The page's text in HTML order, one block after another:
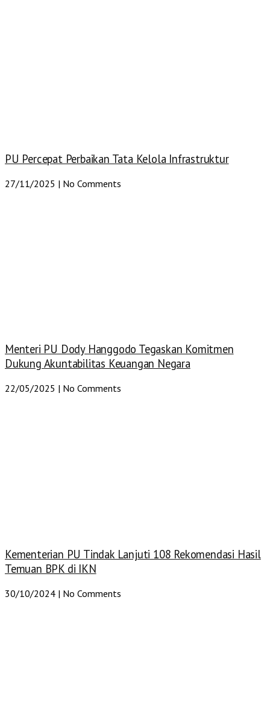
PU Percepat Perbaikan Tata Kelola Infrastruktur
27/11/2025 No Comments
Menteri PU Dody Hanggodo Tegaskan Komitmen
Dukung Akuntabilitas Keuangan Negara
22/05/2025 No Comments
Kementerian PU Tindak Lanjuti 108 Rekomendasi Hasil
Temuan BPK di IKN
30/10/2024 No Comments